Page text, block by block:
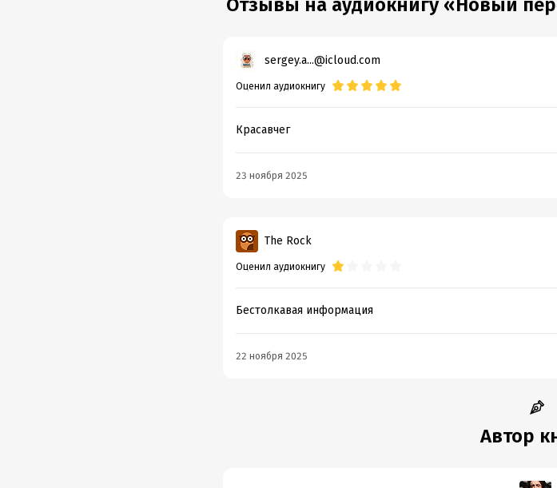
Отзывы на аудиокнигу «Новый
sergey.a...@icloud.com
Оценил аудиокнигу
Красавчег
23 ноября 2025
The Rock
Оценил аудиокнигу
Бестолкавая информация
22 ноября 2025
Автор